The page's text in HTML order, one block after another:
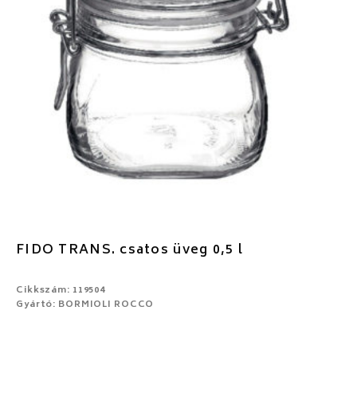
FIDO TRANS. csatos üveg 0,5 l
Cikkszám: 119504
Gyártó: BORMIOLI ROCCO